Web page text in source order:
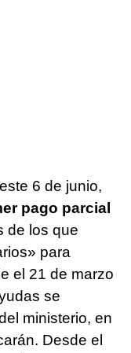
6 de junio,
pago parcial
de los que
para
el 21 de marzo
se
ministerio, en
Desde el